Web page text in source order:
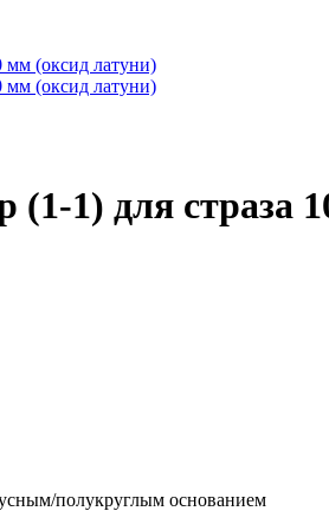
(1-1) для страза
полукруглым основанием